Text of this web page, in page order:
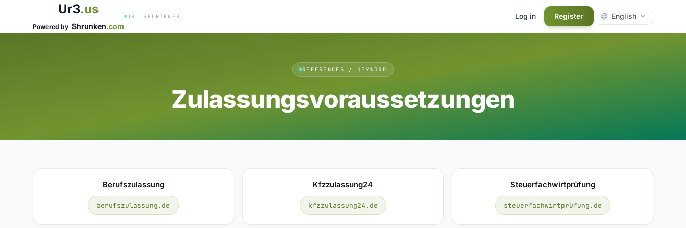
Ur3.us
Powered by Shrunken.com
URL SHORTENER Log in Register English
REFERENCES / KEYWORD
Zulassungsvoraussetzungen
Berufszulassung
berufszulassung.de
Kfzzulassung24
kfzzulassung24.de
Steuerfachwirtprüfung
steuerfachwirtprüfung.de